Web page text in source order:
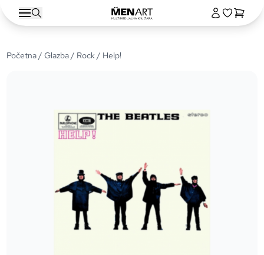
Početna/Glazba/ Rock/ Help!